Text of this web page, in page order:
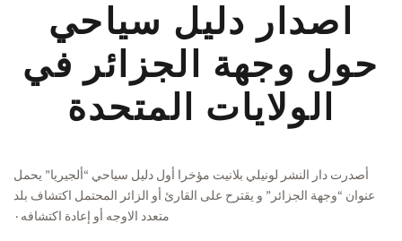
اصدار دليل سياحي
حول وجهة الجزائر في
الولايات المتحدة
أصدرت دار النشر لونيلي بلانيت مؤخرا أول دليل سياحي “ألجيريا” يحمل
عنوان “وجهة الجزائر” و يقترح على القارئ أو الزائر المحتمل اكتشاف بلد
متعدد الاوجه أو إعادة اكتشافه٠